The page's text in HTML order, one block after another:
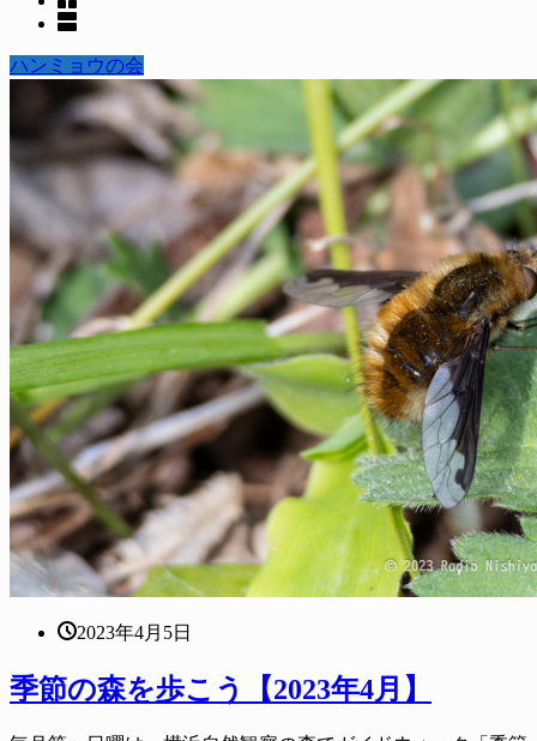
ハンミョウの会
2023年4月5日
季節の森を歩こう【2023年4月】